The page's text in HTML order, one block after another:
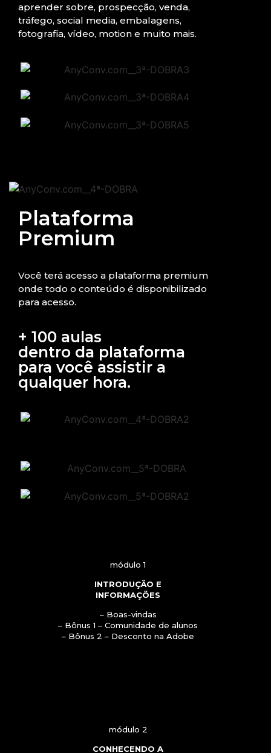
aprender sobre, prospecção, venda,
tráfego, social media, embalagens,
fotografia, vídeo, motion e muito mais.
Plataforma
Premium
Você terá acesso a plataforma premium
onde todo o conteúdo é disponibilizado
para acesso.
+ 100 aulas
dentro da plataforma
para você assistir a
qualquer hora.
módulo 1
INTRODUÇÃO E
INFORMAÇÕES
– Boas-vindas
– Bônus 1 – Comunidade de alunos
– Bônus 2 – Desconto na Adobe
módulo 2
CONHECENDO A